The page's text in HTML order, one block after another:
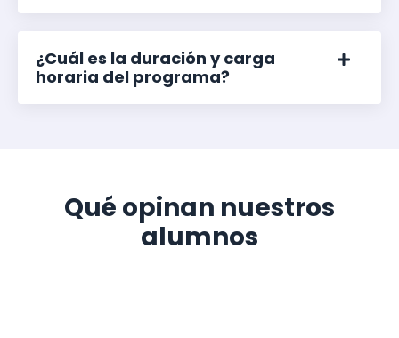
¿Cuál es la duración y carga
horaria del programa?
Qué opinan nuestros
alumnos